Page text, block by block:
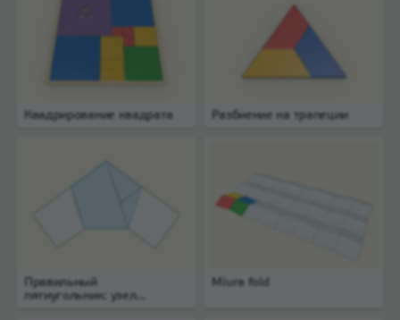
Квадрирование квадрата Разбиение на трапеции
Правильный
пятиугольник: узел
Miura fold